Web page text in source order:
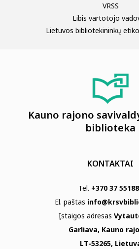
VRSS
Libis vartotojo
Lietuvos bibliotekininkų
Kauno rajono
biblioteka
KONTAKTAI
Tel. +370 37
El. paštas
Įstaigos adresas
Garliava, Kauno
LT-53265,